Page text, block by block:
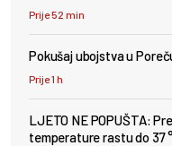
Prije 52 min
Pokušaj ubojstva u
Prije 1 h
LJETO NE POPUŠTA:
temperature rastu do 37